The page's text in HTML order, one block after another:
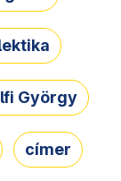
György
címer